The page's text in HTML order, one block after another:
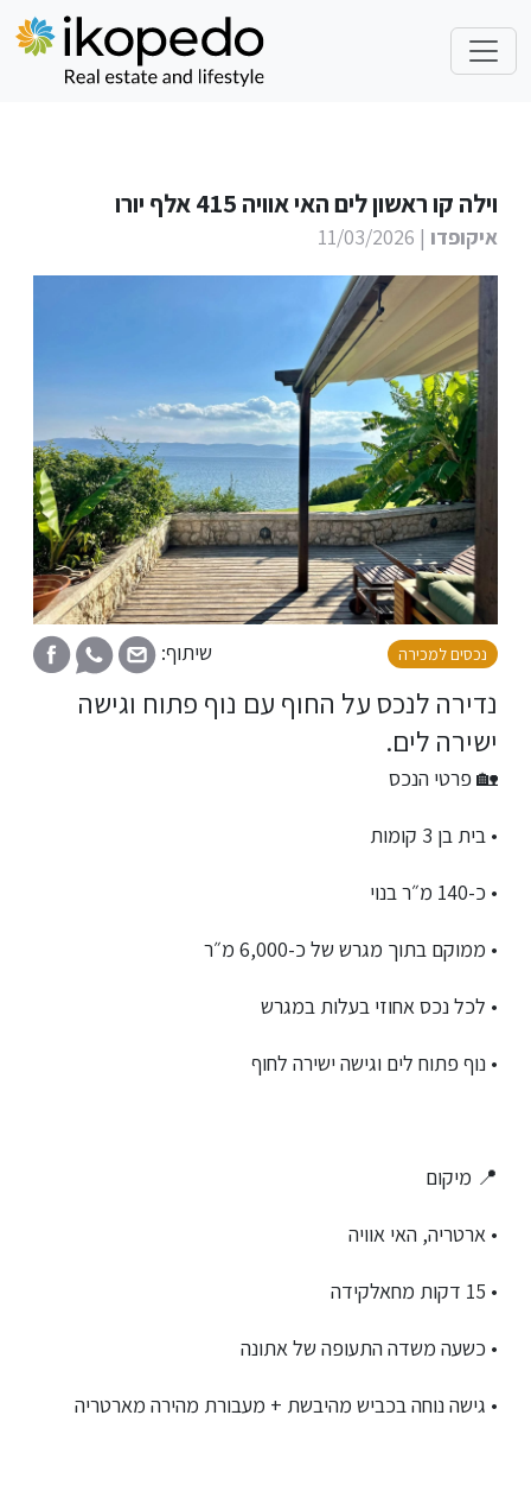
וילה קו ראשון לים האי אוויה 415 אלף יורו
איקופדו | 11/03/2026
נכסים למכירה שיתוף:
נדירה לנכס על החוף עם נוף פתוח וגישה
ישירה לים.
🏡 פרטי הנכס
• בית בן 3 קומות
• כ-140 מ״ר בנוי
• ממוקם בתוך מגרש של כ-6,000 מ״ר
• לכל נכס אחוזי בעלות במגרש
• נוף פתוח לים וגישה ישירה לחוף
📍 מיקום
• ארטריה, האי אוויה
• 15 דקות מחאלקידה
• כשעה משדה התעופה של אתונה
• גישה נוחה בכביש מהיבשת + מעבורת מהירה מארטריה